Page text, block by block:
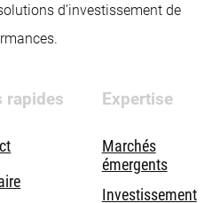
d’investissement de
rapides Expertise
Marchés
émergents
Investissement